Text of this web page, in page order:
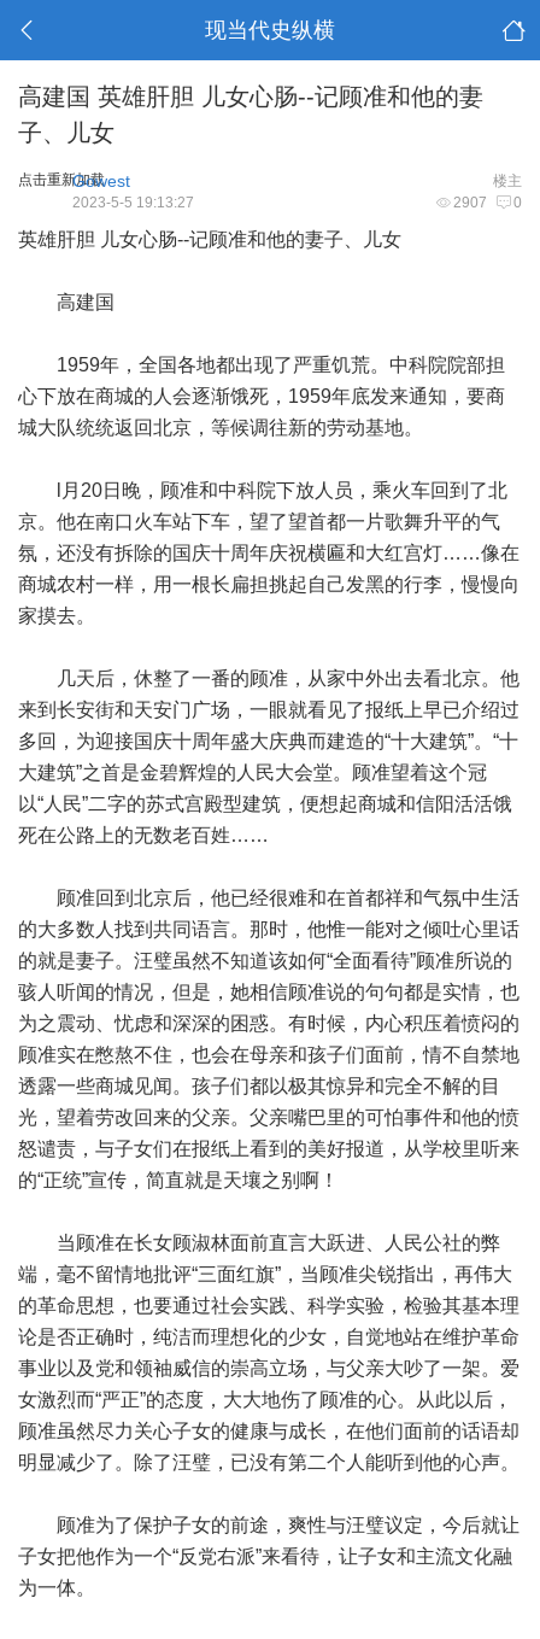
现当代史纵横
高建国 英雄肝胆 儿女心肠--记顾准和他的妻
子、儿女
点击重新加载 楼主
Gowest
2907 0
2023-5-5 19:13:27
英雄肝胆 儿女心肠--记顾准和他的妻子、儿女
高建国
1959年，全国各地都出现了严重饥荒。中科院院部担
心下放在商城的人会逐渐饿死，1959年底发来通知，要商
城大队统统返回北京，等候调往新的劳动基地。
l月20日晚，顾准和中科院下放人员，乘火车回到了北
京。他在南口火车站下车，望了望首都一片歌舞升平的气
氛，还没有拆除的国庆十周年庆祝横匾和大红宫灯……像在
商城农村一样，用一根长扁担挑起自己发黑的行李，慢慢向
家摸去。
几天后，休整了一番的顾准，从家中外出去看北京。他
来到长安街和天安门广场，一眼就看见了报纸上早已介绍过
多回，为迎接国庆十周年盛大庆典而建造的“十大建筑”。“十
大建筑”之首是金碧辉煌的人民大会堂。顾准望着这个冠
以“人民”二字的苏式宫殿型建筑，便想起商城和信阳活活饿
死在公路上的无数老百姓……
顾准回到北京后，他已经很难和在首都祥和气氛中生活
的大多数人找到共同语言。那时，他惟一能对之倾吐心里话
的就是妻子。汪璧虽然不知道该如何“全面看待”顾准所说的
骇人听闻的情况，但是，她相信顾准说的句句都是实情，也
为之震动、忧虑和深深的困惑。有时候，内心积压着愤闷的
顾准实在憋熬不住，也会在母亲和孩子们面前，情不自禁地
透露一些商城见闻。孩子们都以极其惊异和完全不解的目
光，望着劳改回来的父亲。父亲嘴巴里的可怕事件和他的愤
怒谴责，与子女们在报纸上看到的美好报道，从学校里听来
的“正统”宣传，简直就是天壤之别啊！
当顾准在长女顾淑林面前直言大跃进、人民公社的弊
端，毫不留情地批评“三面红旗”，当顾准尖锐指出，再伟大
的革命思想，也要通过社会实践、科学实验，检验其基本理
论是否正确时，纯洁而理想化的少女，自觉地站在维护革命
事业以及党和领袖威信的崇高立场，与父亲大吵了一架。爱
女激烈而“严正”的态度，大大地伤了顾准的心。从此以后，
顾准虽然尽力关心子女的健康与成长，在他们面前的话语却
明显减少了。除了汪璧，已没有第二个人能听到他的心声。
顾准为了保护子女的前途，爽性与汪璧议定，今后就让
子女把他作为一个“反党右派”来看待，让子女和主流文化融
为一体。